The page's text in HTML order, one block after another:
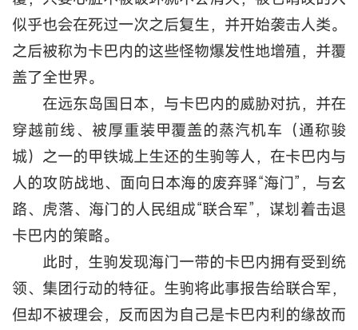
似乎也会在死过一次之后复生，并开始袭击人类。
之后被称为卡巴内的这些怪物爆发性地增殖，并覆
盖了全世界。
在远东岛国日本，与卡巴内的威胁对抗，并在
穿越前线、被厚重装甲覆盖的蒸汽机车（通称骏
城）之一的甲铁城上生还的生驹等人，在卡巴内与
人的攻防战地、面向日本海的废弃驿“海门”，与玄
路、虎落、海门的人民组成“联合军”，谋划着击退
卡巴内的策略。
此时，生驹发现海门一带的卡巴内拥有受到统
领、集团行动的特征。生驹将此事报告给联合军，
但却不被理会，反而因为自己是卡巴内利的缘故而